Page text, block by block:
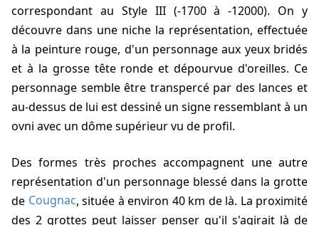
correspondant au Style III (-1700 à -12000). On y
découvre dans une niche la représentation, effectuée
à la peinture rouge, d'un personnage aux yeux bridés
et à la grosse tête ronde et dépourvue d'oreilles. Ce
personnage semble être transpercé par des lances et
au-dessus de lui est dessiné un signe ressemblant à un
ovni avec un dôme supérieur vu de profil.
Des formes très proches accompagnent une autre
représentation d'un personnage blessé dans la grotte
de Cougnac, située à environ 40 km de là. La proximité
des 2 grottes peut laisser penser qu'il s'agirait là de